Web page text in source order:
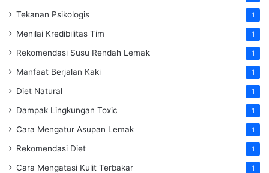
Tekanan Psikologis 1
Menilai Kredibilitas Tim 1
Rekomendasi Susu Rendah Lemak 1
Manfaat Berjalan Kaki 1
Diet Natural 1
Dampak Lingkungan Toxic 1
Cara Mengatur Asupan Lemak 1
Rekomendasi Diet 1
Cara Mengatasi Kulit Terbakar 1